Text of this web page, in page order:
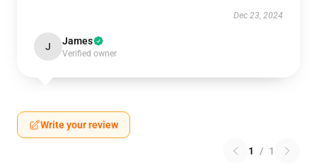
Dec 23, 2024
J James
Verified owner
Write your review
1 / 1